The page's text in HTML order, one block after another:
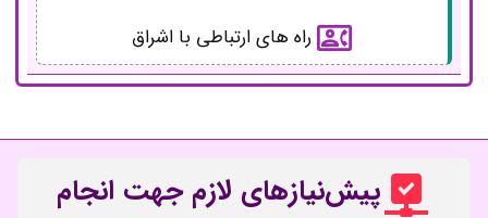
راه های ارتباطی با اشراق
پیش‌نیازهای لازم جهت انجام